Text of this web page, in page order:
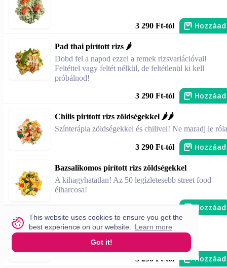
This website uses cookies to ensure you get the
best experience on our website.
Learn more
Got it!
3 290 Ft-tól Hozzáad
Pad thai pirított rizs 🌶️
Dobd fel a napod ezzel a remek rizsvariációval!
Feltéttel vagy feltét nélkül, de feltétlenül ki kell
próbálnod!
3 290 Ft-tól Hozzáad
Chilis pirított rizs zöldségekkel 🌶️🌶️
Színterápia zöldségekkel és chilivel! Ne maradj le
3 290 Ft-tól Hozzáad
Bazsalikomos pirított rizs zöldségekkel
A kihagyhatatlan! Az 50 legízletesebb street food
élharcosa!
Hozzáad
Pirított brokkolis, tojásos rizs
Pirított brokkolis, tojásos rizs
3 290 Ft-tól Hozzáad